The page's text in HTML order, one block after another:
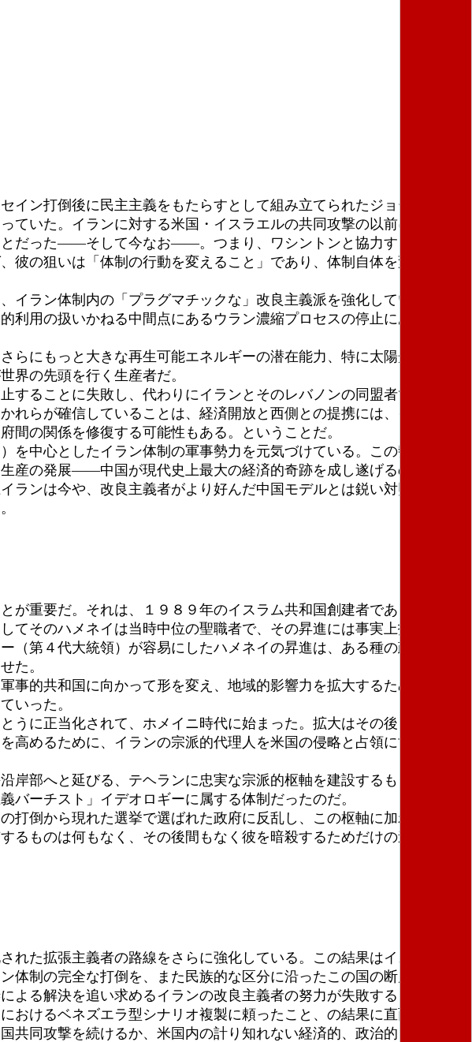
ン打倒後に民主主義をもたらすとして組み立てられたジョージ・
いた。イランに対する米国・イスラエルの共同攻撃の以前にもわれ
だった――そして今なお――。つまり、ワシントンと協力する意志が
の狙いは「体制の行動を変えること」であり、体制自体を変えるこ
ラン体制内の「プラグマチックな」改良主義派を強化していない。
用の扱いかねる中間点にあるウラン濃縮プロセスの停止にある、と
にもっと大きな再生可能エネルギーの潜在能力、特に太陽光発電能
の先頭を行く生産者だ。
ることに失敗し、代わりにイランとそのレバノンの同盟者であるヒ
らが確信していることは、経済開放と西側との提携には、イラン経
の関係を修復する可能性もある。ということだ。
中心としたイラン体制の軍事勢力を元気づけている。この勢力は石
産の発展――中国が現代史上最大の経済的奇跡を成し遂げるのを可能
ンは今や、改良主義者がより好んだ中国モデルとは鋭い対照をな
重要だ。それは、１９８９年のイスラム共和国創建者である大アヤ
そのハメネイは当時中位の聖職者で、その昇進には事実上指導部に
第４代大統領）が容易にしたハメネイの昇進は、ある種の政治的策
た。
的共和国に向かって形を変え、地域的影響力を拡大するための宗派
いった。
に正当化されて、ホメイニ時代に始まった。拡大はその後まっとう
めるために、イランの宗派的代理人を米国の侵略と占領に協力する
部へと延びる、テヘランに忠実な宗派的枢軸を建設するもっと幅広
ーチスト」イデオロギーに属する体制だったのだ。
倒から現れた選挙で選ばれた政府に反乱し、この枢軸に加わった。
ものは何もなく、その後間もなく彼を暗殺するためだけの連携だっ
た拡張主義者の路線をさらに強化している。この結果はイスラエル
制の完全な打倒を、また民族的な区分に沿ったこの国の断片化さえ
る解決を追い求めるイランの改良主義者の努力が失敗することだ。
けるベネズエラ型シナリオ複製に頼ったこと、の結果に直面してい
同攻撃を続けるか、米国内の計り知れない経済的、政治的リスク、